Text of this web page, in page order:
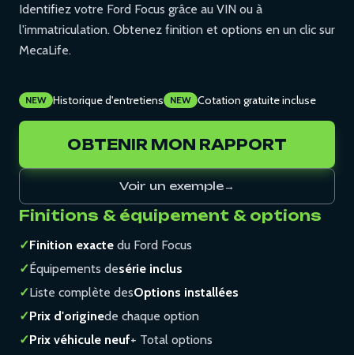
Identifiez votre Ford Focus grâce au VIN ou à
l'immatriculation. Obtenez finition et options en un clic sur
MecaLife.
NEW Historique d'entretiens NEW Cotation gratuite incluse
OBTENIR MON RAPPORT
Voir un exemple→
Finitions & équipement & options
✓Finition exacte du Ford Focus
✓Équipements desérie inclus
✓Liste complète desOptions installées
✓Prix d'originede chaque option
✓Prix véhicule neuf+ Total options